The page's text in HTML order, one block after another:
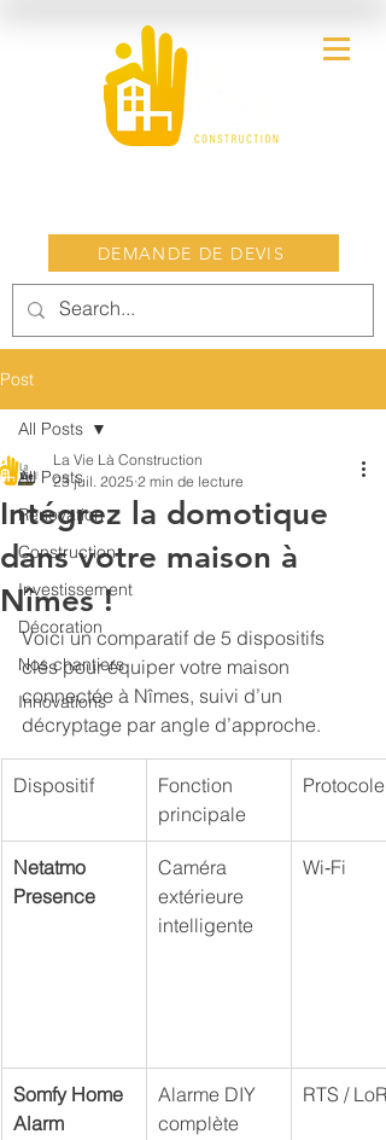
DEMANDE DE DEVIS
Post
All Posts
Rénovation
Construction
Investissement
Décoration
Nos chantiers
Innovations
All Posts
Intégrez la domotique
dans votre maison à
Nîmes !
La Vie Là Construction
23 juil. 2025 2 min de lecture
Voici un comparatif de 5 dispositifs
clés pour équiper votre maison
connectée à Nîmes, suivi d’un
décryptage par angle d’approche.
Dispositif
Fonction
principale
Protocole
Netatmo
Presence
Caméra
extérieure
intelligente
Wi‑Fi
Somfy Home
Alarm
Alarme DIY
complète
RTS / LoRa